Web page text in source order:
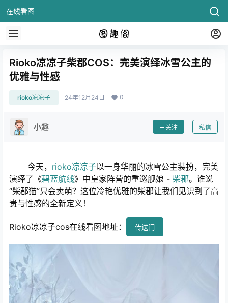
在线看图
Rioko凉凉子柴郡COS：完美演绎冰雪公主的
优雅与性感
rioko凉凉子 24年12月24日 0
小趣 关注 私信
今天， rioko凉凉子以一身华丽的冰雪公主装扮，完美
演绎了《碧蓝航线》中皇家阵营的重巡舰娘 - 柴郡。谁说
“柴郡猫”只会卖萌？这位冷艳优雅的柴郡让我们见识到了高
贵与性感的全新定义！
Rioko凉凉子cos在线看图地址： 传送门